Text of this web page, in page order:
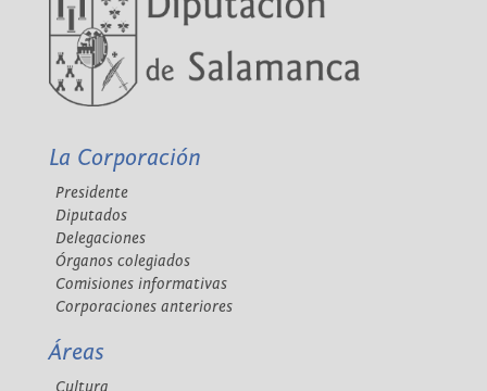
La Corporación
Presidente
Diputados
Delegaciones
Órganos colegiados
Comisiones informativas
Corporaciones anteriores
Áreas
Cultura